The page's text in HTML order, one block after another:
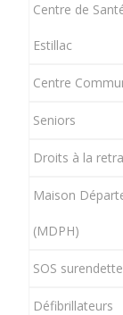
Centre de
Estillac
Centre
Seniors
Droits à la
Maison
(MDPH)
SOS
Défibrillateurs